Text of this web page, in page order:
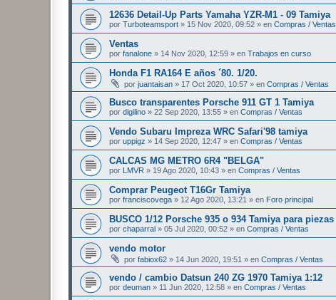
12636 Detail-Up Parts Yamaha YZR-M1 - 09 Tamiya
por Turboteamsport » 15 Nov 2020, 09:52 » en Compras / Ventas
Ventas
por fanalone » 14 Nov 2020, 12:59 » en Trabajos en curso
Honda F1 RA164 E años ´80. 1/20.
por juantaisan » 17 Oct 2020, 10:57 » en Compras / Ventas
Busco transparentes Porsche 911 GT 1 Tamiya
por digilino » 22 Sep 2020, 13:55 » en Compras / Ventas
Vendo Subaru Impreza WRC Safari'98 tamiya
por uppigz » 14 Sep 2020, 12:47 » en Compras / Ventas
CALCAS MG METRO 6R4 "BELGA"
por LMVR » 19 Ago 2020, 10:43 » en Compras / Ventas
Comprar Peugeot T16Gr Tamiya
por franciscovega » 12 Ago 2020, 13:21 » en Foro principal
BUSCO 1/12 Porsche 935 o 934 Tamiya para piezas
por chaparral » 05 Jul 2020, 00:52 » en Compras / Ventas
vendo motor
por fabiox62 » 14 Jun 2020, 19:51 » en Compras / Ventas
vendo / cambio Datsun 240 ZG 1970 Tamiya 1:12
por deuman » 11 Jun 2020, 12:58 » en Compras / Ventas